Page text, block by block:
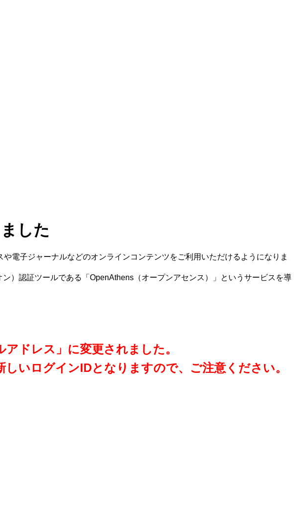
した
電子ジャーナルなどのオンラインコンテンツをご利用いただけるようになりま
）認証ツールである「OpenAthens（オープンアセンス）」というサービスを導
ドレス」に変更されました。
いログインIDとなりますので、ご注意ください。